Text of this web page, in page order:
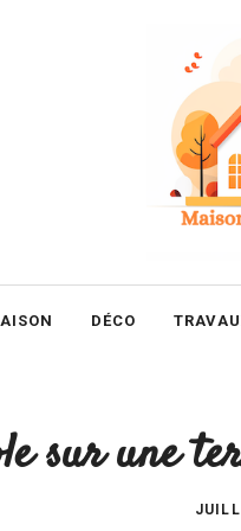
DÉCO
sur une